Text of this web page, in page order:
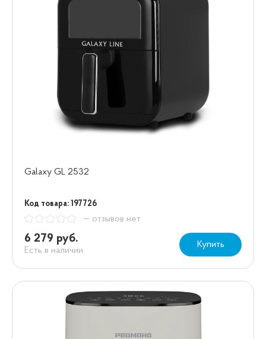
Galaxy GL 2532
Код товара: 197726
— отзывов нет
6 279 руб.
Есть в наличии
Купить